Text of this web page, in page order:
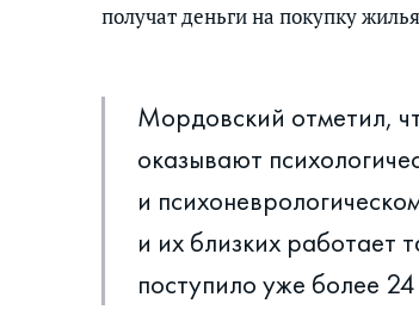
получат деньги на покупку
Мордовский отметил,
оказывают
и
и их близких работает
поступило уже более 24